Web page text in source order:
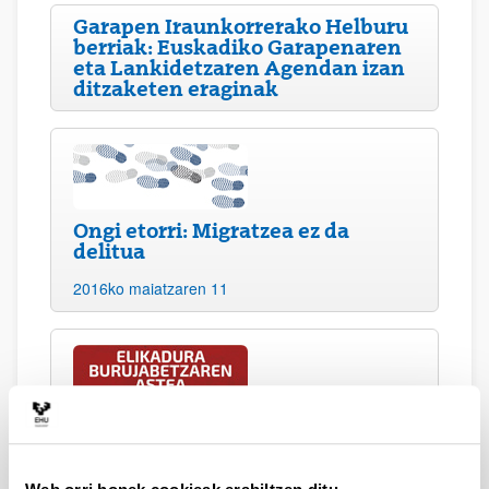
Garapen Iraunkorrerako Helburu
berriak: Euskadiko Garapenaren
eta Lankidetzaren Agendan izan
ditzaketen eraginak
Ongi etorri: Migratzea ez da
delitua
2016ko maiatzaren 11